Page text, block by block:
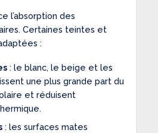
l’absorption des
Certaines teintes et
:
: le blanc, le beige et les
une plus grande part du
et réduisent
: les surfaces mates